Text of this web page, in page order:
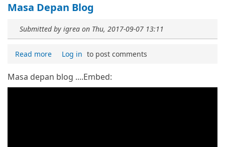
Masa Depan Blog
Submitted by igrea on Thu, 2017-09-07 13:11
Read more Log in to post comments
Masa depan blog ....Embed: